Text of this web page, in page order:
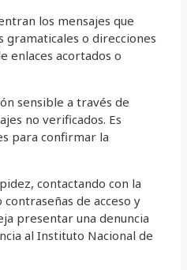
los mensajes que
gramaticales o direcciones
enlaces acortados o
sensible a través de
no verificados. Es
para confirmar la
contactando con la
de acceso y
presentar una denuncia
al Instituto Nacional de